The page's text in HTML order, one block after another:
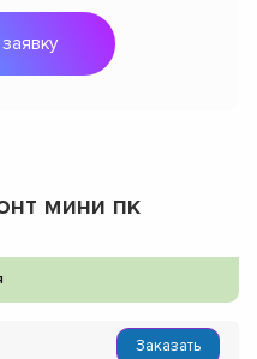
мини пк
Заказать